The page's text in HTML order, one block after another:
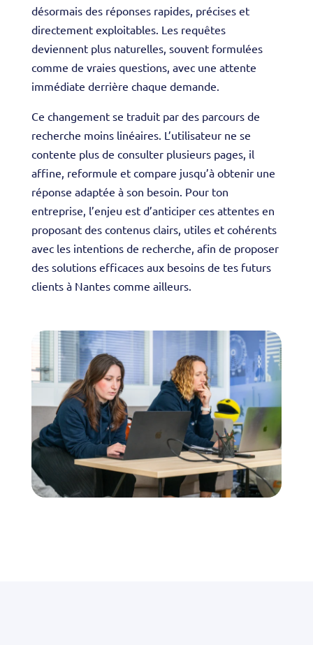
désormais des réponses rapides, précises et
directement exploitables. Les requêtes
deviennent plus naturelles, souvent formulées
comme de vraies questions, avec une attente
immédiate derrière chaque demande.
Ce changement se traduit par des parcours de
recherche moins linéaires. L’utilisateur ne se
contente plus de consulter plusieurs pages, il
affine, reformule et compare jusqu’à obtenir une
réponse adaptée à son besoin. Pour ton
entreprise, l’enjeu est d’anticiper ces attentes en
proposant des contenus clairs, utiles et cohérents
avec les intentions de recherche, afin de proposer
des solutions efficaces aux besoins de tes futurs
clients à Nantes comme ailleurs.